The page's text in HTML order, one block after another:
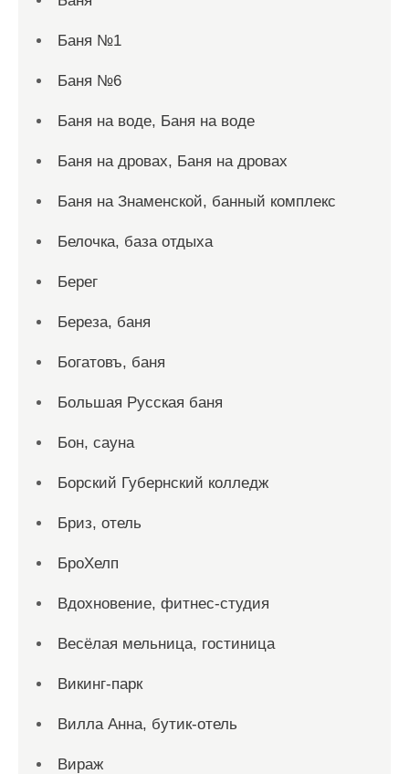
Баня №1
Баня №6
Баня на воде, Баня на воде
Баня на дровах, Баня на дровах
Баня на Знаменской, банный комплекс
Белочка, база отдыха
Берег
Береза, баня
Богатовъ, баня
Большая Русская баня
Бон, сауна
Борский Губернский колледж
Бриз, отель
БроХелп
Вдохновение, фитнес-студия
Весёлая мельница, гостиница
Викинг-парк
Вилла Анна, бутик-отель
Вираж